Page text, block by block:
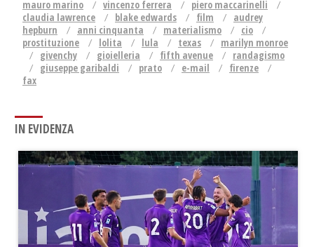
mauro marino
vincenzo ferrera
piero maccarinelli
claudia lawrence
blake edwards film
audrey
hepburn
anni cinquanta materialismo
cio
prostituzione
lolita lula texas
marilyn monroe
givenchy
gioielleria fifth avenue
randagismo
giuseppe garibaldi
prato e-mail
firenze
fax
IN EVIDENZA